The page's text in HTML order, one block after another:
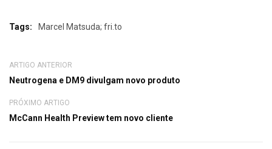
Tags: Marcel Matsuda; fri.to
ARTIGO ANTERIOR
Neutrogena e DM9 divulgam novo produto
PRÓXIMO ARTIGO
McCann Health Preview tem novo cliente